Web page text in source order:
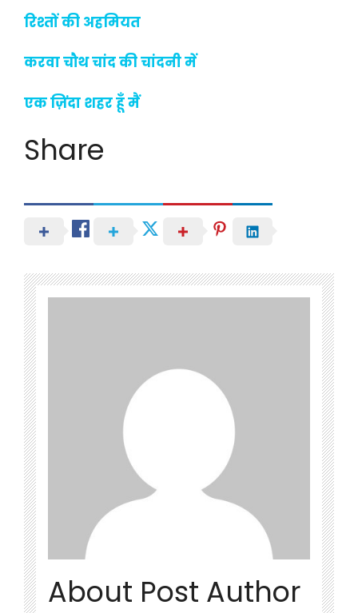
रिश्तों की अहमियत
करवा चौथ चांद की चांदनी में
एक ज़िंदा शहर हूँ मैं
Share
About Post Author